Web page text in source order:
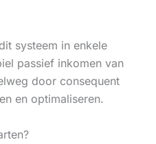
systeem in enkele
passief inkomen van
door consequent
en optimaliseren.